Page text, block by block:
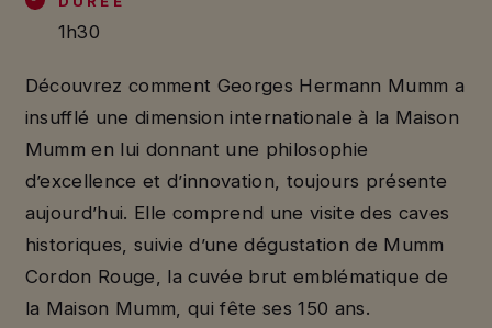
1h30
Découvrez comment Georges Hermann Mumm a
insufflé une dimension internationale à la Maison
Mumm en lui donnant une philosophie
d’excellence et d’innovation, toujours présente
aujourd’hui. Elle comprend une visite des caves
historiques, suivie d’une dégustation de Mumm
Cordon Rouge, la cuvée brut emblématique de
la Maison Mumm, qui fête ses 150 ans.